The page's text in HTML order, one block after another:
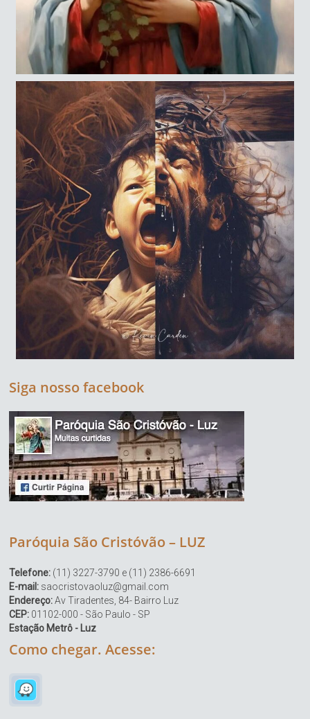
Siga nosso facebook
Paróquia São Cristóvão – LUZ
Telefone: (11) 3227-3790 e (11) 2386-6691
E-mail: saocristovaoluz@gmail.com
Endereço:Av Tiradentes, 84- Bairro Luz
CEP: 01102-000 - São Paulo - SP
Estação Metrô - Luz
Como chegar. Acesse: